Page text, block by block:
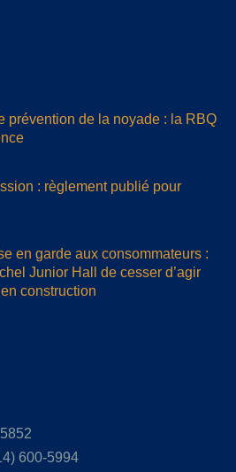
prévention de la noyade : la RBQ
: règlement publié pour
en garde aux consommateurs :
Junior Hall de cesser d’agir
construction
600-5994